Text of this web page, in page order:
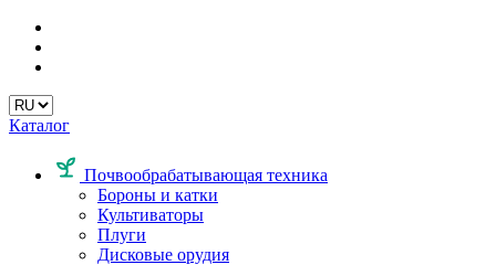
Каталог
Почвообрабатывающая техника
Бороны и катки
Культиваторы
Плуги
Дисковые орудия